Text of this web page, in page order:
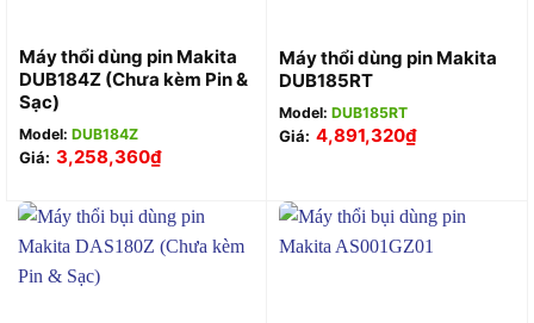
Máy thổi dùng pin Makita
DUB184Z (Chưa kèm Pin &
Sạc)
Model: DUB184Z
Giá: 3,258,360₫
Máy thổi dùng pin Makita
DUB185RT
Model: DUB185RT
Giá: 4,891,320₫